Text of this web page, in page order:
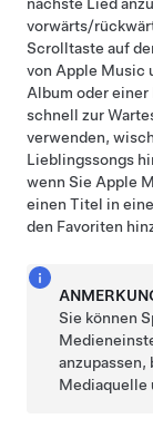
vorwärts/
Scrolltaste auf
von Apple Music
Album oder
schnell zur
verwenden,
Lieblingssongs
wenn Sie Apple
einen Titel in
den Favoriten
Sie können
Mediaquelle